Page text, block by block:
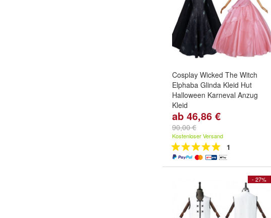
Cosplay Wicked The Witch
Elphaba Glinda Kleid Hut
Halloween Karneval Anzug
Kleid
Size:XL ,L,S und
ab 46,86 €
90,00 €
Kostenloser Versand
1
- 27%